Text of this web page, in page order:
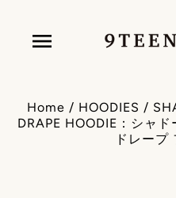
Home / HOODIES /
DRAPE HOODIE：シャ
ドレープ